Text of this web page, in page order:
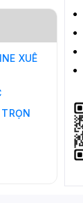
XUÊ
TRỌN